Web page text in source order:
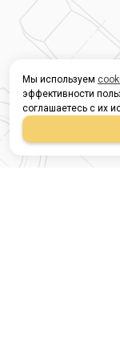
Мы используем
эффективности
соглашаетесь с их